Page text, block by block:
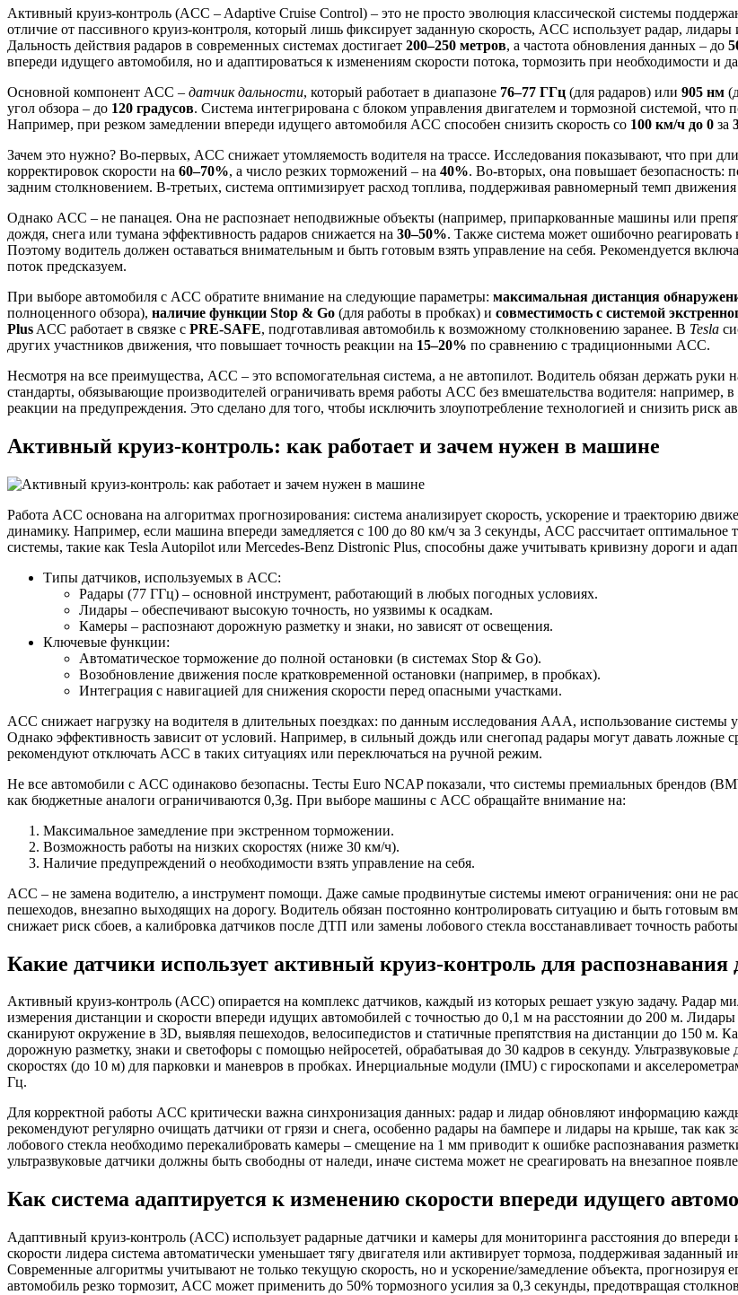
Активный круиз-контроль (ACC – Adaptive Cruise Control) – это не просто эволюция классической системы
отличие от пассивного круиз-контроля, который лишь фиксирует заданную скорость, ACC использует радар,
Дальность действия радаров в современных системах достигает 200–250 метров, а частота обновления данных – до
впереди идущего автомобиля, но и адаптироваться к изменениям скорости потока, тормозить при необходимости и
Основной компонент ACC – датчик дальности, который работает в диапазоне 76–77 ГГц (для радаров) или 905 нм
угол обзора – до 120 градусов. Система интегрирована с блоком управления двигателем и тормозной системой, что
Например, при резком замедлении впереди идущего автомобиля ACC способен снизить скорость со 100 км/ч до 0 за
Зачем это нужно? Во-первых, ACC снижает утомляемость водителя на трассе. Исследования показывают, что при
корректировок скорости на 60–70%, а число резких торможений – на 40%. Во-вторых, она повышает безопасность:
задним столкновением. В-третьих, система оптимизирует расход топлива, поддерживая равномерный темп
Однако ACC – не панацея. Она не распознает неподвижные объекты (например, припаркованные машины или
дождя, снега или тумана эффективность радаров снижается на 30–50%. Также система может ошибочно
Поэтому водитель должен оставаться внимательным и быть готовым взять управление на себя. Рекомендуется
поток предсказуем.
При выборе автомобиля с ACC обратите внимание на следующие параметры: максимальная дистанция
полноценного обзора), наличие функции Stop & Go (для работы в пробках) и совместимость с системой
Plus ACC работает в связке с PRE-SAFE, подготавливая автомобиль к возможному столкновению заранее. В Tesla
других участников движения, что повышает точность реакции на 15–20% по сравнению с традиционными ACC.
Несмотря на все преимущества, ACC – это вспомогательная система, а не автопилот. Водитель обязан держать
стандарты, обязывающие производителей ограничивать время работы ACC без вмешательства водителя: например, в
реакции на предупреждения. Это сделано для того, чтобы исключить злоупотребление технологией и снизить риск
Активный круиз-контроль: как работает и зачем нужен в машине
Работа ACC основана на алгоритмах прогнозирования: система анализирует скорость, ускорение и траекторию
динамику. Например, если машина впереди замедляется с 100 до 80 км/ч за 3 секунды, ACC рассчитает
системы, такие как Tesla Autopilot или Mercedes-Benz Distronic Plus, способны даже учитывать кривизну дороги и
Типы датчиков, используемых в ACC:
Радары (77 ГГц) – основной инструмент, работающий в любых погодных условиях.
Лидары – обеспечивают высокую точность, но уязвимы к осадкам.
Камеры – распознают дорожную разметку и знаки, но зависят от освещения.
Ключевые функции:
Автоматическое торможение до полной остановки (в системах Stop & Go).
Возобновление движения после кратковременной остановки (например, в пробках).
Интеграция с навигацией для снижения скорости перед опасными участками.
ACC снижает нагрузку на водителя в длительных поездках: по данным исследования AAA, использование системы
Однако эффективность зависит от условий. Например, в сильный дождь или снегопад радары могут давать ложные
рекомендуют отключать ACC в таких ситуациях или переключаться на ручной режим.
Не все автомобили с ACC одинаково безопасны. Тесты Euro NCAP показали, что системы премиальных брендов
как бюджетные аналоги ограничиваются 0,3g. При выборе машины с ACC обращайте внимание на:
Максимальное замедление при экстренном торможении.
Возможность работы на низких скоростях (ниже 30 км/ч).
Наличие предупреждений о необходимости взять управление на себя.
ACC – не замена водителю, а инструмент помощи. Даже самые продвинутые системы имеют ограничения: они не
пешеходов, внезапно выходящих на дорогу. Водитель обязан постоянно контролировать ситуацию и быть готовым
снижает риск сбоев, а калибровка датчиков после ДТП или замены лобового стекла восстанавливает точность
Какие датчики использует активный круиз-контроль для распознавания
Активный круиз-контроль (ACC) опирается на комплекс датчиков, каждый из которых решает узкую задачу. Радар
измерения дистанции и скорости впереди идущих автомобилей с точностью до 0,1 м на расстоянии до 200 м.
сканируют окружение в 3D, выявляя пешеходов, велосипедистов и статичные препятствия на дистанции до 150 м.
дорожную разметку, знаки и светофоры с помощью нейросетей, обрабатывая до 30 кадров в секунду.
скоростях (до 10 м) для парковки и маневров в пробках. Инерциальные модули (IMU) с гироскопами и
Гц.
Для корректной работы ACC критически важна синхронизация данных: радар и лидар обновляют информацию
рекомендуют регулярно очищать датчики от грязи и снега, особенно радары на бампере и лидары на крыше, так как
лобового стекла необходимо перекалибровать камеры – смещение на 1 мм приводит к ошибке распознавания
ультразвуковые датчики должны быть свободны от наледи, иначе система может не среагировать на внезапное
Как система адаптируется к изменению скорости впереди идущего
Адаптивный круиз-контроль (ACC) использует радарные датчики и камеры для мониторинга расстояния до
скорости лидера система автоматически уменьшает тягу двигателя или активирует тормоза, поддерживая заданный
Современные алгоритмы учитывают не только текущую скорость, но и ускорение/замедление объекта,
автомобиль резко тормозит, ACC может применить до 50% тормозного усилия за 0,3 секунды, предотвращая